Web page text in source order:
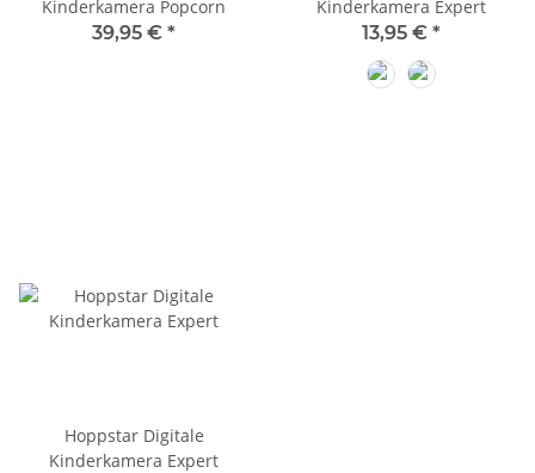
Kinderkamera Popcorn
39,95 € *
Kinderkamera Expert
13,95 € *
Hoppstar Digitale
Kinderkamera Expert